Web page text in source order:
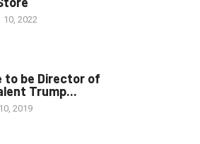
10, 2022
to be Director of
Trump...
2019